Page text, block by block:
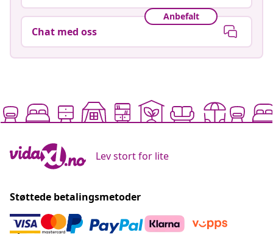
Anbefalt
Chat med oss
Lev stort for lite
Støttede betalingsmetoder